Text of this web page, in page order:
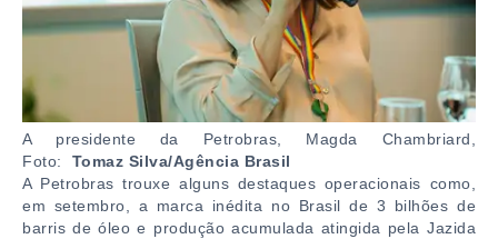
A presidente da Petrobras, Magda Chambriard,
Foto: Tomaz Silva/Agência Brasil
A Petrobras trouxe alguns destaques operacionais como,
em setembro, a marca inédita no Brasil de 3 bilhões de
barris de óleo e produção acumulada atingida pela Jazida